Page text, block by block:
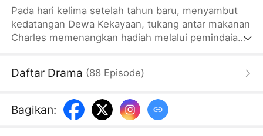
Pada hari kelima setelah tahun baru, menyambut
kedatangan Dewa Kekayaan, tukang antar makanan
Charles memenangkan hadiah melalui pemindaian
Dewa Kekayaan sementara, Charles sudah
itu malah makin banyak. Charles akhirnya merasa
lelah, dan berkata, 'Sudah cukup, aku memang
Daftar Drama (88 Episode)
Bagikan: